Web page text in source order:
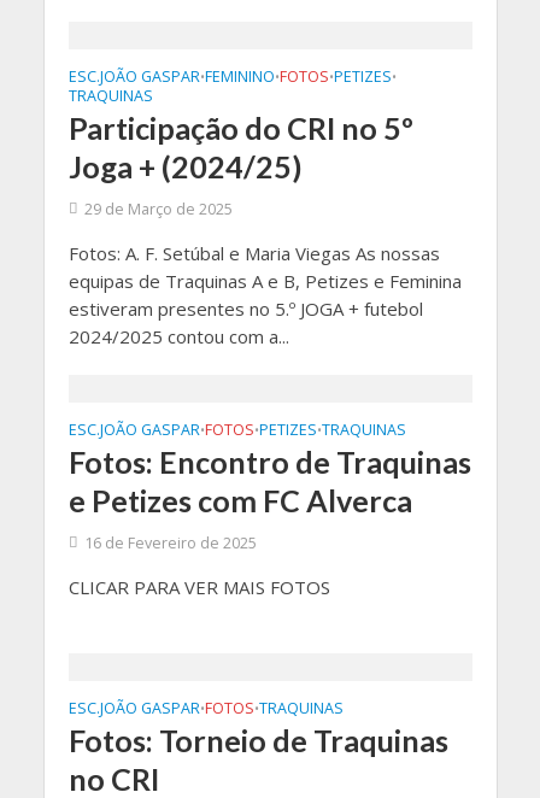
ESC.JOÃO GASPAR•FEMININO•FOTOS•PETIZES•
TRAQUINAS
Participação do CRI no 5º
Joga + (2024/25)
29 de Março de 2025
Fotos: A. F. Setúbal e Maria Viegas As nossas
equipas de Traquinas A e B, Petizes e Feminina
estiveram presentes no 5.º JOGA + futebol
2024/2025 contou com a...
ESC.JOÃO GASPAR•FOTOS•PETIZES•TRAQUINAS
Fotos: Encontro de Traquinas
e Petizes com FC Alverca
16 de Fevereiro de 2025
CLICAR PARA VER MAIS FOTOS
ESC.JOÃO GASPAR•FOTOS•TRAQUINAS
Fotos: Torneio de Traquinas
no CRI